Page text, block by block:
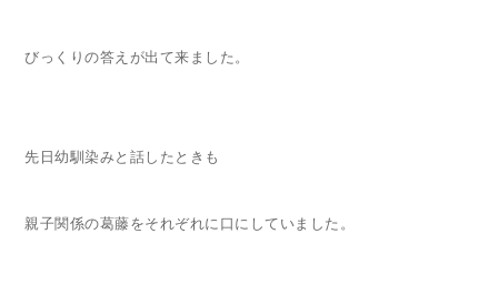
びっくりの答えが出て来ました。
先日幼馴染みと話したときも
親子関係の葛藤をそれぞれに口にしていました。